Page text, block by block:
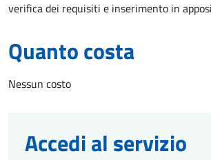
verifica dei requisiti e inserimento in
Quanto costa
Nessun costo
Accedi al servizio